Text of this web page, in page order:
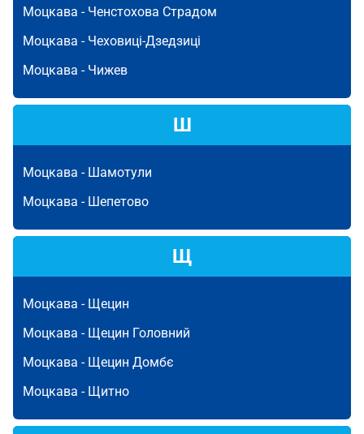
Моцкава - Ченстохова Страдом
Моцкава - Чеховиці-Дзедзиці
Моцкава - Чижев
Ш
Моцкава - Шамотули
Моцкава - Шепетово
Щ
Моцкава - Щецин
Моцкава - Щецин Головний
Моцкава - Щецин Домбє
Моцкава - Щитно